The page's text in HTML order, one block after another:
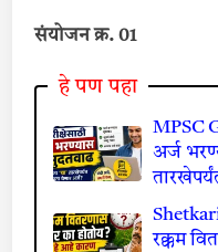
संयोजन क्र. 01
हे पण पहा
MPSC
अर्ज
रक्कम